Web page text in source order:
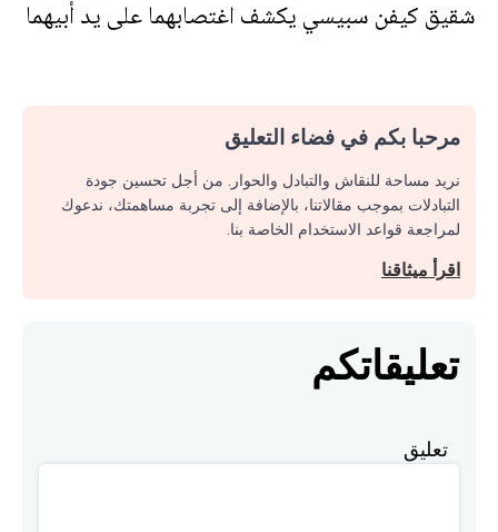
شقيق كيفن سبيسي يكشف اغتصابهما على يد أبيهما
مرحبا بكم في فضاء التعليق
نريد مساحة للنقاش والتبادل والحوار. من أجل تحسين جودة
التبادلات بموجب مقالاتنا، بالإضافة إلى تجربة مساهمتك، ندعوك
لمراجعة قواعد الاستخدام الخاصة بنا.
اقرأ ميثاقنا
تعليقاتكم
تعليق